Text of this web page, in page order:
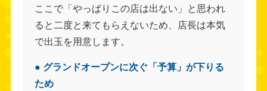
ここで「やっぱりこの店は出ない」と思われ
ると二度と来てもらえないため、店長は本気
で出玉を用意します。
● グランドオープンに次ぐ「予算」が下りる
ため